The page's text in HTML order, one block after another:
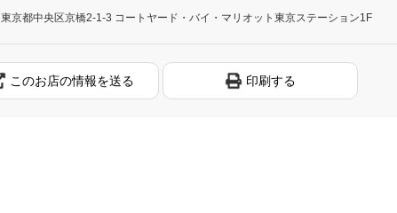
東京都中央区京橋2-1-3 コートヤード・バイ・マリオット東京ステーション1F
このお店の情報を送る 印刷する